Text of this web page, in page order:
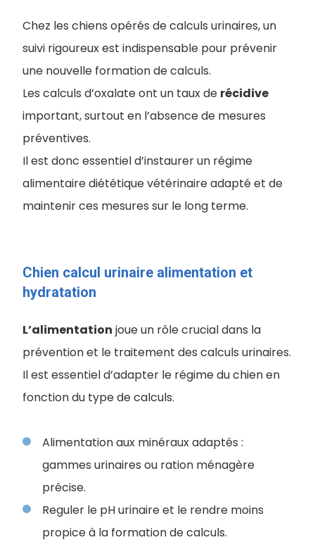
Chez les chiens opérés de calculs urinaires, un
suivi rigoureux est indispensable pour prévenir
une nouvelle formation de calculs.
Les calculs d’oxalate ont un taux de récidive
important, surtout en l’absence de mesures
préventives.
Il est donc essentiel d’instaurer un régime
alimentaire diététique vétérinaire adapté et de
maintenir ces mesures sur le long terme.
Chien calcul urinaire alimentation et
hydratation
L’alimentation joue un rôle crucial dans la
prévention et le traitement des calculs urinaires.
Il est essentiel d’adapter le régime du chien en
fonction du type de calculs.
Alimentation aux minéraux adaptés :
gammes urinaires ou ration ménagère
précise.
Reguler le pH urinaire et le rendre moins
propice à la formation de calculs.